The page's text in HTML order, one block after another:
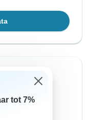
2026
tot 7%